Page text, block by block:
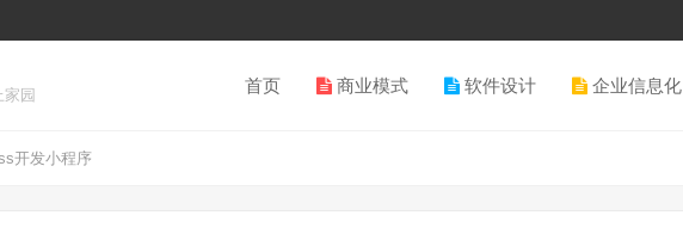
家园
首页 商业模式 软件设计 企业信息化
开发小程序